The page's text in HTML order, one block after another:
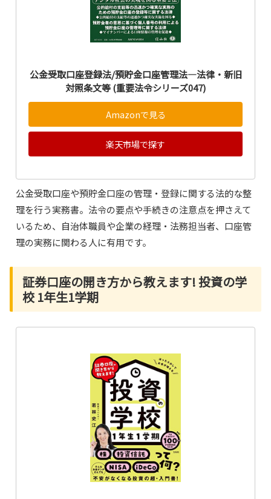
公金受取口座登録法/預貯金口座管理法―法律・新旧
対照条文等 (重要法令シリーズ047)
Amazonで見る
楽天市場で探す
公金受取口座や預貯金口座の管理・登録に関する法的な整
理を行う実務書。法令の要点や手続きの注意点を押さえて
いるため、自治体職員や企業の経理・法務担当者、口座管
理の実務に関わる人に有用です。
証券口座の開き方から教えます! 投資の学
校 1年生1学期